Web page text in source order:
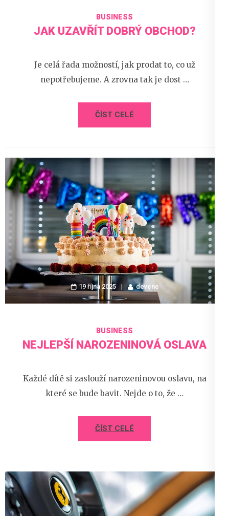
BUSINESS
JAK UZAVŘÍT DOBRÝ OBCHOD?
Je celá řada možností, jak prodat to, co už
nepotřebujeme. A zrovna tak je dost …
ČÍST CELÉ
19 října 2025 devene
BUSINESS
NEJLEPŠÍ NAROZENINOVÁ OSLAVA
Každé dítě si zaslouží narozeninovou oslavu, na
které se bude bavit. Nejde o to, že …
ČÍST CELÉ